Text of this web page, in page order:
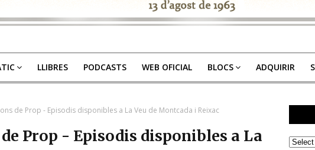
LLIBRES PODCASTS WEB OFICIAL BLOCS ADQUIRIR
de Prop - Episodis disponibles a La Veu de Montcada i Reixac
Prop - Episodis disponibles a La